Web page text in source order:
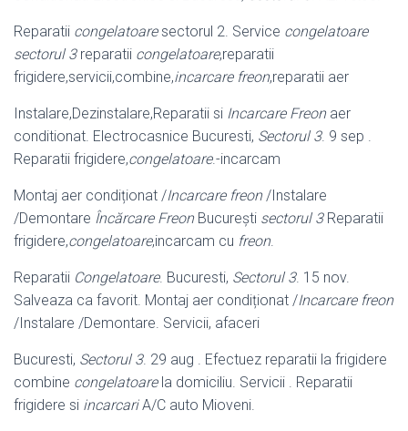
Reparatii congelatoaresectorul 2. Service congelatoare
sectorul 3reparatii congelatoare,reparatii
frigidere,servicii,combine,incarcare freon,reparatii aer
Instalare,Dezinstalare,Reparatii si Incarcare Freonaer
conditionat. Electrocasnice Bucuresti, Sectorul 3. 9 sep .
Reparatii frigidere,congelatoare.-incarcam
Montaj aer condiționat /Incarcare freon/Instalare
/Demontare Încărcare FreonBucurești sectorul 3Reparatii
frigidere,congelatoare,incarcam cu freon.
Reparatii Congelatoare. Bucuresti, Sectorul 3. 15 nov.
Salveaza ca favorit. Montaj aer condiționat /Incarcare freon
/Instalare /Demontare. Servicii, afaceri
Bucuresti, Sectorul 3. 29 aug . Efectuez reparatii la frigidere
combine congelatoarela domiciliu. Servicii . Reparatii
frigidere si incarcariA/C auto Mioveni.